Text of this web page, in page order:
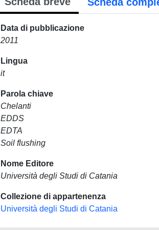
Data di pubblicazione
2011
Lingua
it
Parola chiave
Chelanti
EDDS
EDTA
Soil flushing
Nome Editore
Università degli Studi di Catania
Collezione di appartenenza
Università degli Studi di Catania